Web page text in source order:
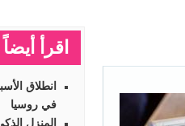
اقرأ أيضاً
انطلاق
في روسيا
المنزل